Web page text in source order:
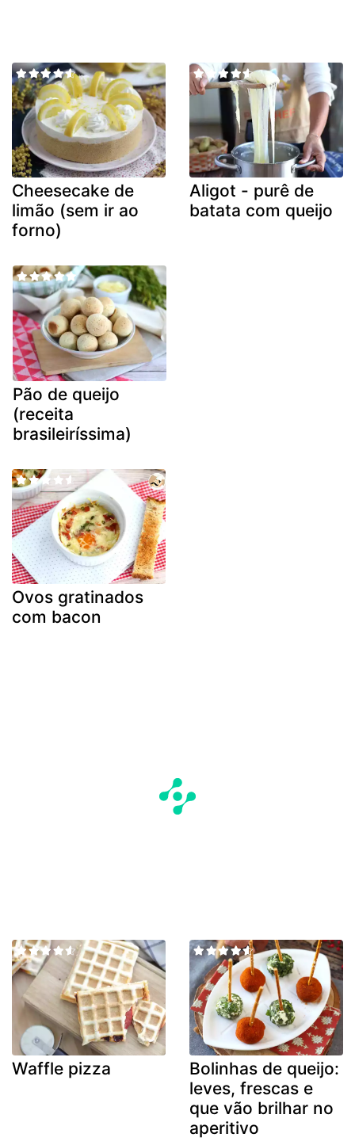
Cheesecake de
limão (sem ir ao
forno)
Aligot - purê de
batata com queijo
Pão de queijo
(receita
brasileiríssima)
Ovos gratinados
com bacon
Waffle pizza
Bolinhas de queijo:
leves, frescas e
que vão brilhar no
aperitivo